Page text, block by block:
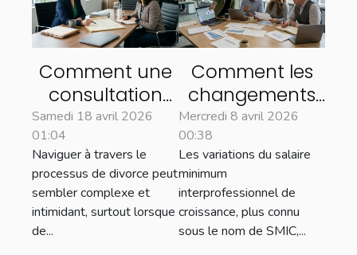
Comment une
consultation
initiale peut
clarifier votre
processus de
divorce ?
Samedi 18 avril 2026
01:04
Naviguer à travers le
processus de divorce peut
sembler complexe et
intimidant, surtout lorsque
de...
Comment les
changements
du SMIC
influencent le
marché du
travail ?
Mercredi 8 avril 2026
00:38
Les variations du salaire
minimum
interprofessionnel de
croissance, plus connu
sous le nom de SMIC,...